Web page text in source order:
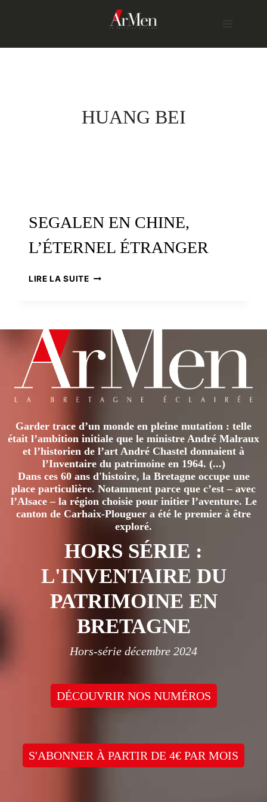
HUANG BEI
SEGALEN EN CHINE,
L’ÉTERNEL ÉTRANGER
LIRE LA SUITESEGALEN
Garder trace d’un monde en pleine mutation : telle
était l’ambition initiale que le ministre André Malraux
et l’historien de l’art André Chastel donnaient à
l’Inventaire du patrimoine en 1964. (...)
Dans ces 60 ans d'histoire, la Bretagne occupe une
place particulière. Notamment parce que c’est – avec
l’Alsace – la région choisie pour initier l’aventure. Le
canton de Carhaix-Plouguer a été le premier à être
exploré.
HORS SÉRIE :
L'INVENTAIRE DU
PATRIMOINE EN
BRETAGNE
Hors-série décembre 2024
DÉCOUVRIR NOS NUMÉROS
S'ABONNER À PARTIR DE 4€ PAR MOIS